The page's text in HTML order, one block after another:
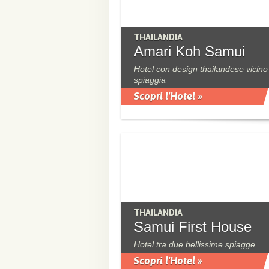
THAILANDIA
Amari Koh Samui
Hotel con design thailandese
spiaggia
Scopri l'Hotel »
THAILANDIA
Samui First House
Hotel tra due bellissime spiagge
Scopri l'Hotel »